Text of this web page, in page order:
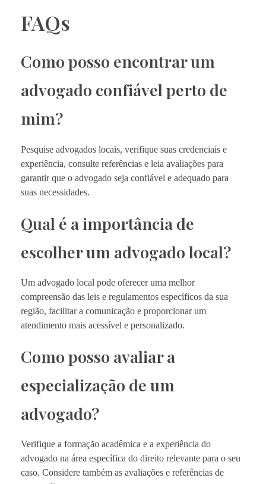
FAQs
Como posso encontrar um
advogado confiável perto de
mim?
Pesquise advogados locais, verifique suas credenciais e
experiência, consulte referências e leia avaliações para
garantir que o advogado seja confiável e adequado para
suas necessidades.
Qual é a importância de
escolher um advogado local?
Um advogado local pode oferecer uma melhor
compreensão das leis e regulamentos específicos da sua
região, facilitar a comunicação e proporcionar um
atendimento mais acessível e personalizado.
Como posso avaliar a
especialização de um
advogado?
Verifique a formação acadêmica e a experiência do
advogado na área específica do direito relevante para o seu
caso. Considere também as avaliações e referências de